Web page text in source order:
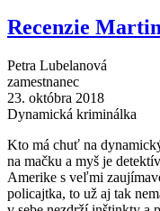
Recenzie
Petra Lubelanová
zamestnanec
23. októbra 2018
Dynamická kriminálka
Kto má chuť na
na mačku a myš je
Amerike s veľmi
policajtka, to už aj tak